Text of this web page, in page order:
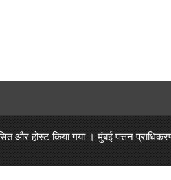
और होस्ट किया गया ।मुंबई पत्तन